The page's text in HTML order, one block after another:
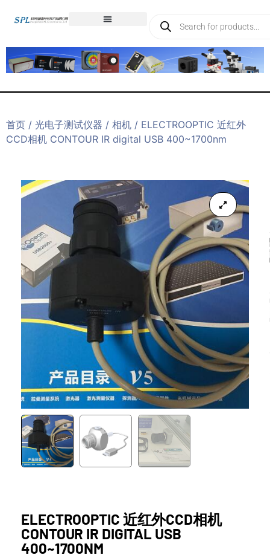
首页 / 光电子测试仪器 / 相机 / ELECTROOPTIC 近红外
CCD相机 CONTOUR IR digital USB 400~1700nm
ELECTROOPTIC 近红外CCD相机
CONTOUR IR DIGITAL USB
400~1700NM